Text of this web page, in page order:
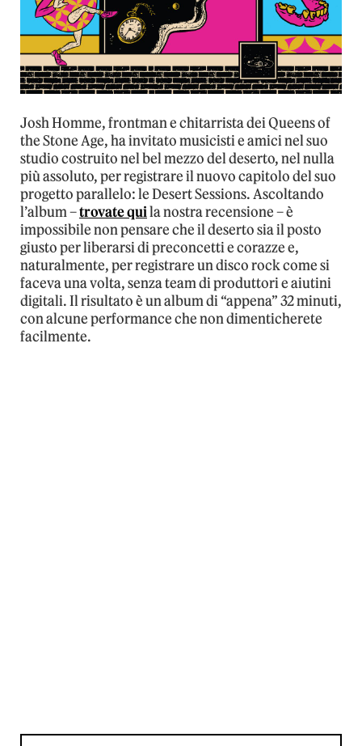
Josh Homme, frontman e chitarrista dei Queens of
the Stone Age, ha invitato musicisti e amici nel suo
studio costruito nel bel mezzo del deserto, nel nulla
più assoluto, per registrare il nuovo capitolo del suo
progetto parallelo: le Desert Sessions. Ascoltando
l’album –trovate quila nostra recensione – è
impossibile non pensare che il deserto sia il posto
giusto per liberarsi di preconcetti e corazze e,
naturalmente, per registrare un disco rock come si
faceva una volta, senza team di produttori e aiutini
digitali. Il risultato è un album di “appena” 32 minuti,
con alcune performance che non dimenticherete
facilmente.